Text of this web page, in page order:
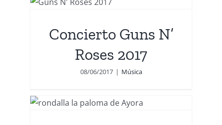
Concierto Guns N’
Roses 2017
08/06/2017 | Música